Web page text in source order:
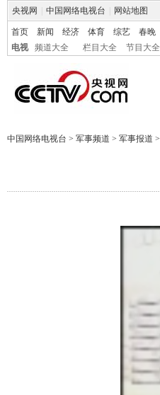
央视网 中国网络电视台 网站地图
首页 新闻 经济 体育 综艺 春晚
电视
频道大全 栏目大全 节目大全
中国网络电视台 > 军事频道 > 军事报道 >